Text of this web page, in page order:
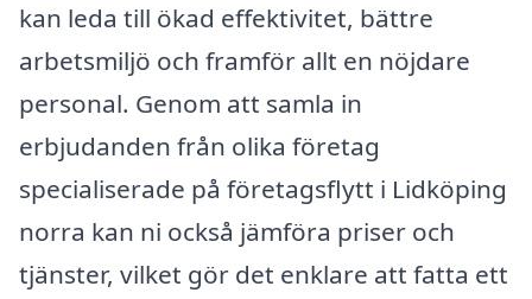
kan leda till ökad effektivitet, bättre
arbetsmiljö och framför allt en nöjdare
personal. Genom att samla in
erbjudanden från olika företag
specialiserade på företagsflytt i Lidköping
norra kan ni också jämföra priser och
tjänster, vilket gör det enklare att fatta ett